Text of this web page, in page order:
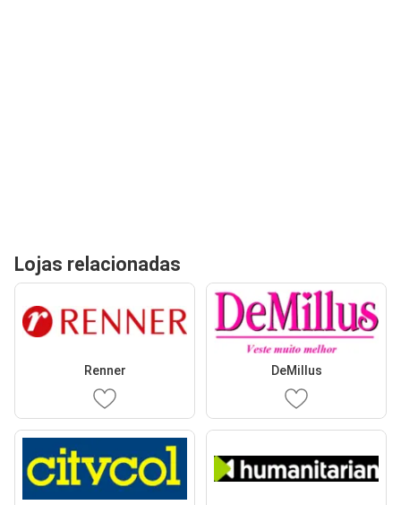
Lojas relacionadas
Renner DeMillus